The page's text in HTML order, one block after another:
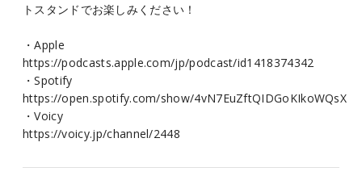
トスタンドでお楽しみください！
・Apple
https://podcasts.apple.com/jp/podcast/id1418374342
・Spotify
https://open.spotify.com/show/4vN7EuZftQIDGoKIkoWQsX
・Voicy
https://voicy.jp/channel/2448